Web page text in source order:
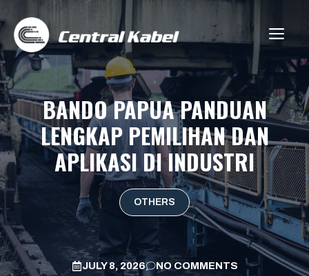
to
content
BANDO PAPUA PANDUAN
LENGKAP PEMILIHAN DAN
APLIKASI DI INDUSTRI
OTHERS
JULY 8, 2026
NO COMMENTS